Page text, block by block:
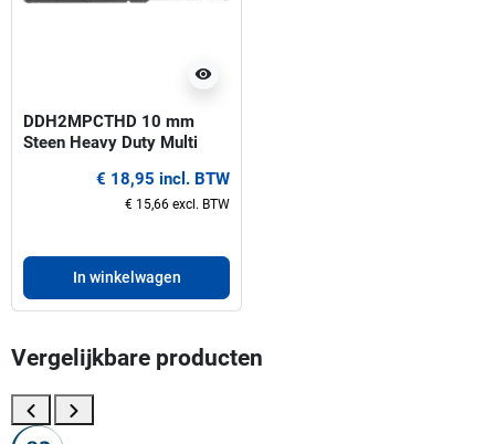
visibility
DDH2MPCTHD 10 mm
Steen Heavy Duty Multi
voor gatzagen 32-330 mm
€ 18,95 incl. BTW
€ 15,66 excl. BTW
In winkelwagen
Vergelijkbare producten